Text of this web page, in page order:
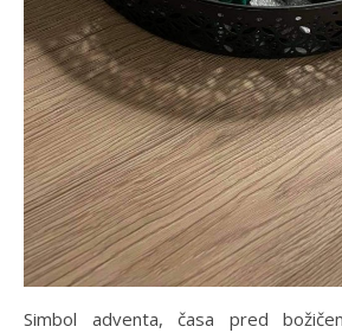
Simbol adventa, časa pred